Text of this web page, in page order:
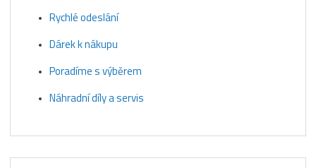
Rychlé odeslání
Dárek k nákupu
Poradíme s výběrem
Náhradní díly a servis